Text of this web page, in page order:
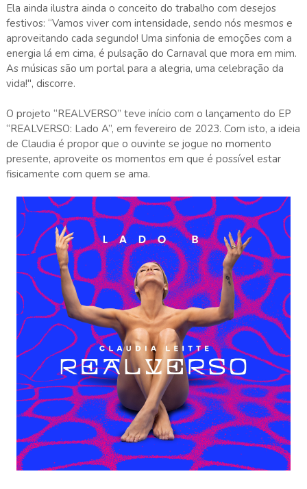
Ela ainda ilustra ainda o conceito do trabalho com desejos
festivos: “Vamos viver com intensidade, sendo nós mesmos e
aproveitando cada segundo! Uma sinfonia de emoções com a
energia lá em cima, é pulsação do Carnaval que mora em mim.
As músicas são um portal para a alegria, uma celebração da
vida!", discorre.
O projeto “REALVERSO” teve início com o lançamento do EP
“REALVERSO: Lado A”, em fevereiro de 2023. Com isto, a ideia
de Claudia é propor que o ouvinte se jogue no momento
presente, aproveite os momentos em que é possível estar
fisicamente com quem se ama.